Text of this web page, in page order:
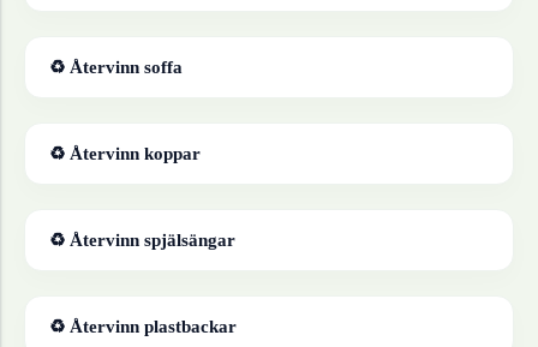
♻ Återvinn soffa
♻ Återvinn koppar
♻ Återvinn spjälsängar
♻ Återvinn plastbackar